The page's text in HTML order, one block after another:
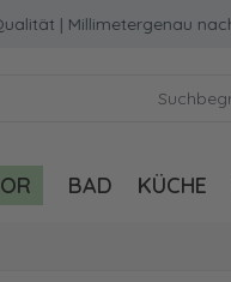
| Millimetergenau nach
BAD KÜCHE